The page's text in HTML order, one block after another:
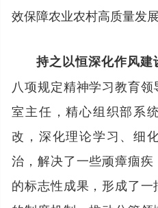
效保障农业农村高质量发展
持之以恒深化作风建
八项规定精神学习教育
室主任，精心组织部系
改，深化理论学习、细
治，解决了一些顽瘴痼
的标志性成果，形成了